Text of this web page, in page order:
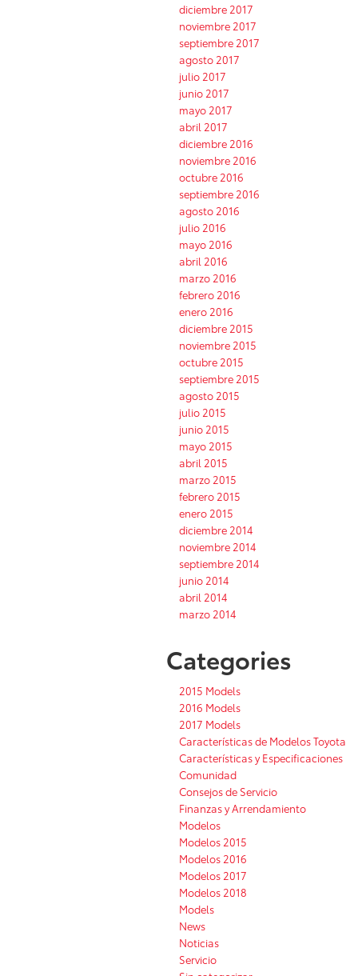
diciembre 2017
noviembre 2017
septiembre 2017
agosto 2017
julio 2017
junio 2017
mayo 2017
abril 2017
diciembre 2016
noviembre 2016
octubre 2016
septiembre 2016
agosto 2016
julio 2016
mayo 2016
abril 2016
marzo 2016
febrero 2016
enero 2016
diciembre 2015
noviembre 2015
octubre 2015
septiembre 2015
agosto 2015
julio 2015
junio 2015
mayo 2015
abril 2015
marzo 2015
febrero 2015
enero 2015
diciembre 2014
noviembre 2014
septiembre 2014
junio 2014
abril 2014
marzo 2014
Categories
2015 Models
2016 Models
2017 Models
Características de Modelos Toyota
Características y Especificaciones
Comunidad
Consejos de Servicio
Finanzas y Arrendamiento
Modelos
Modelos 2015
Modelos 2016
Modelos 2017
Modelos 2018
Models
News
Noticias
Servicio